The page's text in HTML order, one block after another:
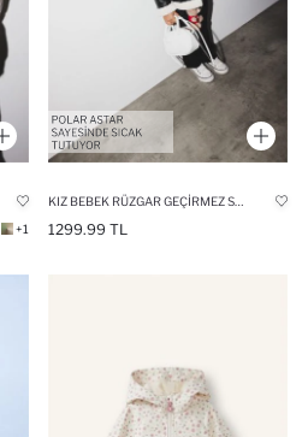
+1 1299.99 TL